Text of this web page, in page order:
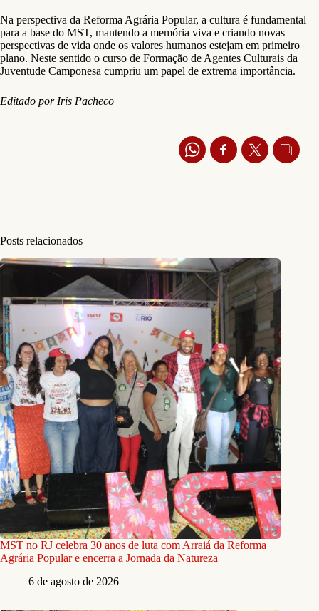
Na perspectiva da Reforma Agrária Popular, a cultura é fundamental
para a base do MST, mantendo a memória viva e criando novas
perspectivas de vida onde os valores humanos estejam em primeiro
plano. Neste sentido o curso de Formação de Agentes Culturais da
Juventude Camponesa cumpriu um papel de extrema importância.
Editado por Iris Pacheco
Posts relacionados
MST no RJ celebra 30 anos de luta com Arraiá da Reforma
Agrária Popular e encerra a Jornada da Natureza
6 de agosto de 2026